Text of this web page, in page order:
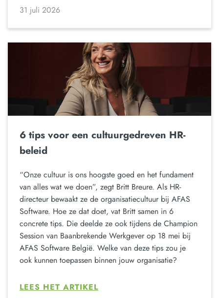
31 juli 2026
6 tips voor een cultuurgedreven HR-
beleid
“Onze cultuur is ons hoogste goed en het fundament
van alles wat we doen”, zegt Britt Breure. Als HR-
directeur bewaakt ze de organisatiecultuur bij AFAS
Software. Hoe ze dat doet, vat Britt samen in 6
concrete tips. Die deelde ze ook tijdens de Champion
Session van Baanbrekende Werkgever op 18 mei bij
AFAS Software België. Welke van deze tips zou je
ook kunnen toepassen binnen jouw organisatie?
LEES HET ARTIKEL